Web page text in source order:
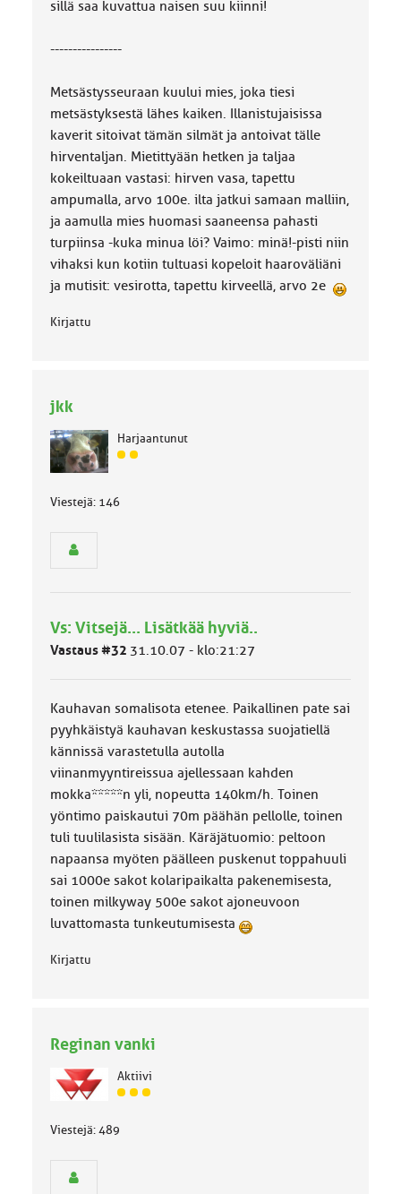
sillä saa kuvattua naisen suu kiinni!
----------------
Metsästysseuraan kuului mies, joka tiesi
metsästyksestä lähes kaiken. Illanistujaisissa
kaverit sitoivat tämän silmät ja antoivat tälle
hirventaljan. Mietittyään hetken ja taljaa
kokeiltuaan vastasi: hirven vasa, tapettu
ampumalla, arvo 100e. ilta jatkui samaan malliin,
ja aamulla mies huomasi saaneensa pahasti
turpiinsa -kuka minua löi? Vaimo: minä!-pisti niin
vihaksi kun kotiin tultuasi kopeloit haaroväliäni
ja mutisit: vesirotta, tapettu kirveellä, arvo 2e
Kirjattu
jkk
Harjaantunut
J
e
l
u
a
:
Viestejä: 146
Vs: Vitsejä... Lisätkää hyviä..
Vastaus #32 31.10.07 - klo:21:27
Kauhavan somalisota etenee. Paikallinen pate sai
pyyhkäistyä kauhavan keskustassa suojatiellä
kännissä varastetulla autolla
viinanmyyntireissua ajellessaan kahden
mokka*****n yli, nopeutta 140km/h. Toinen
yöntimo paiskautui 70m päähän pellolle, toinen
tuli tuulilasista sisään. Käräjätuomio: peltoon
napaansa myöten päälleen puskenut toppahuuli
sai 1000e sakot kolaripaikalta pakenemisesta,
toinen milkyway 500e sakot ajoneuvoon
luvattomasta tunkeutumisesta
Kirjattu
Reginan vanki
Aktiivi
J
s
Viestejä: 489